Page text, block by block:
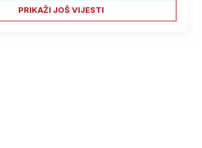
PRIKAŽI JOŠ VIJESTI